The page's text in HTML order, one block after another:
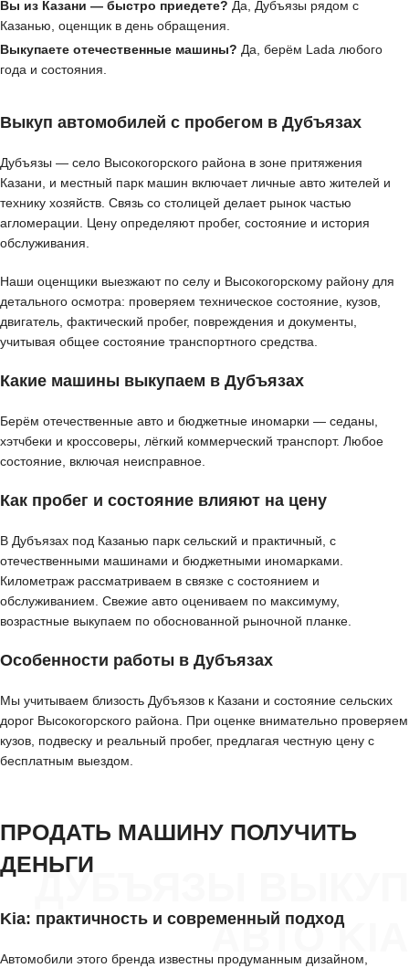
Вы из Казани — быстро приедете? Да, Дубъязы рядом с
Казанью, оценщик в день обращения.
Выкупаете отечественные машины? Да, берём Lada любого
года и состояния.
Выкуп автомобилей с пробегом в Дубъязах
Дубъязы — село Высокогорского района в зоне притяжения
Казани, и местный парк машин включает личные авто жителей и
технику хозяйств. Связь со столицей делает рынок частью
агломерации. Цену определяют пробег, состояние и история
обслуживания.
Наши оценщики выезжают по селу и Высокогорскому району для
детального осмотра: проверяем техническое состояние, кузов,
двигатель, фактический пробег, повреждения и документы,
учитывая общее состояние транспортного средства.
Какие машины выкупаем в Дубъязах
Берём отечественные авто и бюджетные иномарки — седаны,
хэтчбеки и кроссоверы, лёгкий коммерческий транспорт. Любое
состояние, включая неисправное.
Как пробег и состояние влияют на цену
В Дубъязах под Казанью парк сельский и практичный, с
отечественными машинами и бюджетными иномарками.
Километраж рассматриваем в связке с состоянием и
обслуживанием. Свежие авто оцениваем по максимуму,
возрастные выкупаем по обоснованной рыночной планке.
Особенности работы в Дубъязах
Мы учитываем близость Дубъязов к Казани и состояние сельских
дорог Высокогорского района. При оценке внимательно проверяем
кузов, подвеску и реальный пробег, предлагая честную цену с
бесплатным выездом.
ДУБЪЯЗЫ ВЫКУП
АВТО KIA
ПРОДАТЬ МАШИНУ ПОЛУЧИТЬ
ДЕНЬГИ
Kia: практичность и современный подход
Автомобили этого бренда известны продуманным дизайном,